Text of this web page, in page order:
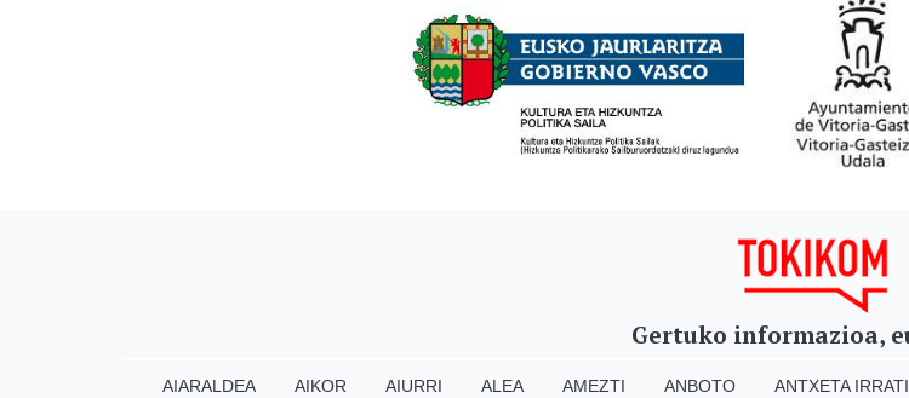
Gertuko informazioa,
AIARALDEA AIKOR AIURRI ALEA AMEZTI ANBOTO ANTXETA